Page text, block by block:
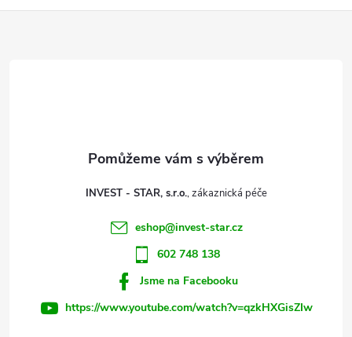
INVEST - STAR, s.r.o.
eshop@invest-star.cz
602 748 138
Jsme na Facebooku
https://www.youtube.com/watch?v=qzkHXGisZIw